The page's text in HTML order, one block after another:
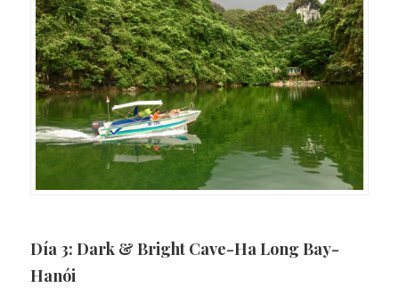
Día 3: Dark & Bright Cave-Ha Long Bay-
Hanói